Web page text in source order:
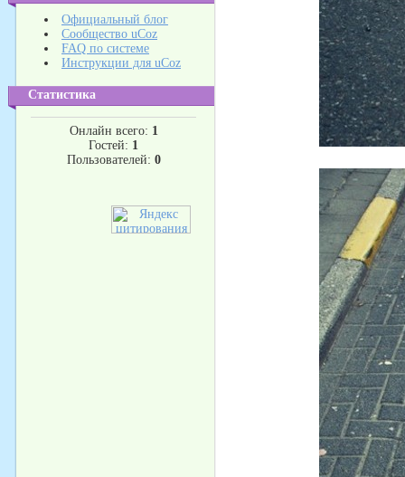
Официальный блог
Сообщество uCoz
FAQ по системе
Инструкции для uCoz
Статистика
Онлайн всего: 1
Гостей: 1
Пользователей: 0